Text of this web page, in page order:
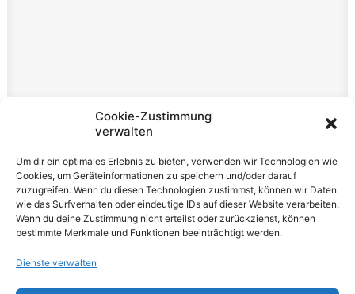
Cookie-Zustimmung
verwalten
Um dir ein optimales Erlebnis zu bieten, verwenden wir Technologien wie
Cookies, um Geräteinformationen zu speichern und/oder darauf
zuzugreifen. Wenn du diesen Technologien zustimmst, können wir Daten
wie das Surfverhalten oder eindeutige IDs auf dieser Website verarbeiten.
Wenn du deine Zustimmung nicht erteilst oder zurückziehst, können
bestimmte Merkmale und Funktionen beeinträchtigt werden.
Dienste verwalten
Rechtliches
Datenschutzerklärung
Cookie-Richtlinie (EU)